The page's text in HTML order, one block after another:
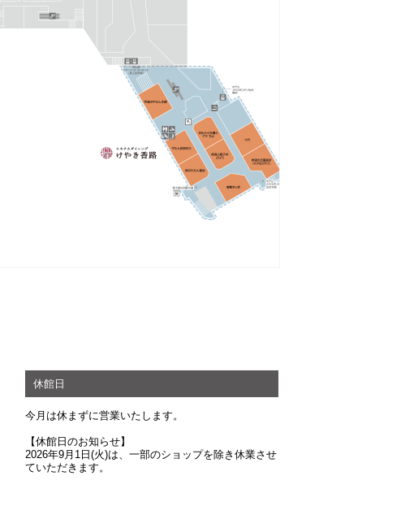
休館日
今月は休まずに営業いたします。
【休館日のお知らせ】
2026年9月1日(火)は、一部のショップを除き休業させ
ていただきます。